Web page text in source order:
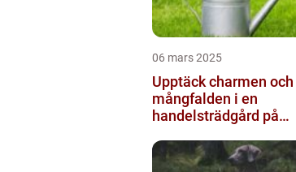
06 mars 2025
Upptäck charmen och
mångfalden i en
handelsträdgård på